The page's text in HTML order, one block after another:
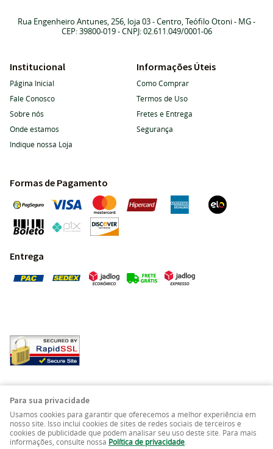
Rua Engenheiro Antunes, 256, loja 03-Centro, Teófilo Otoni- MG-
CEP: 39800-019- CNPJ: 02.611.049/0001-06
Institucional
Página Inicial
Fale Conosco
Sobre nós
Onde estamos
Indique nossa Loja
Informações Úteis
Como Comprar
Termos de Uso
Fretes e Entrega
Segurança
Formas de Pagamento
Entrega
LOJA VIRTUAL CRIADA POR
Para sua privacidade
Usamos cookies para garantir que oferecemos a melhor experiência em
nosso site. Isso inclui cookies de sites de redes sociais de terceiros e
cookies de publicidade que podem analisar seu uso deste site. Para mais
informações, consulte nossa Política de privacidade